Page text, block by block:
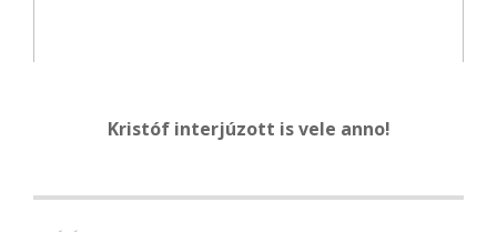
Kristóf interjúzott is vele anno!